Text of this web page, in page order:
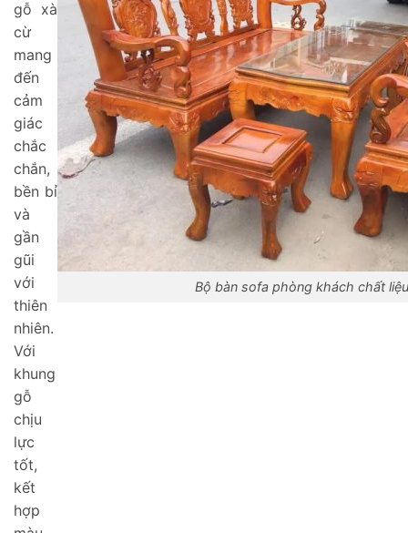
gỗ xà
cừ
mang
đến
cảm
giác
chắc
chắn,
bền bỉ
và
gần
gũi
với
thiên
nhiên.
Với
khung
gỗ
chịu
lực
tốt,
kết
hợp
Bộ bàn sofa phòng khách chất